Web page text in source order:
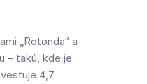
„Rotonda“ a
– takú, kde je
4,7